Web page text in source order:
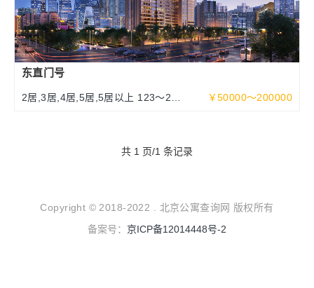
东直门号
2居,3居,4居,5居,5居以上 123～252
￥50000～200000
共 1 页/1 条记录
Copyright © 2018-2022 . 北京公寓查询网 版权所有
备案号： 京ICP备12014448号-2